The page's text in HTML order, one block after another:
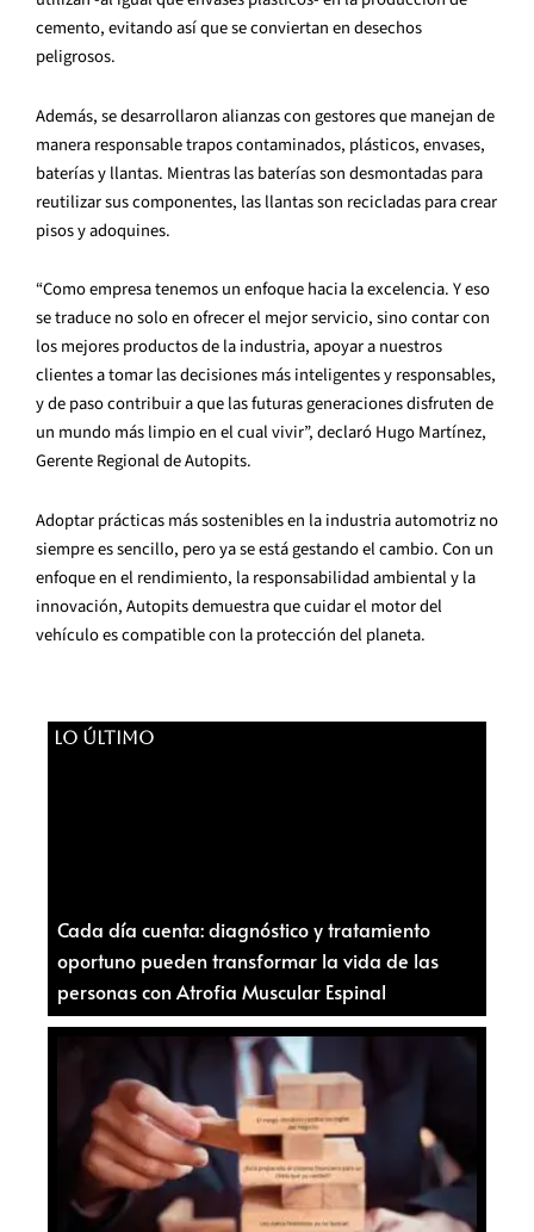
cemento, evitando así que se conviertan en desechos
peligrosos.
Además, se desarrollaron alianzas con gestores que manejan de
manera responsable trapos contaminados, plásticos, envases,
baterías y llantas. Mientras las baterías son desmontadas para
reutilizar sus componentes, las llantas son recicladas para crear
pisos y adoquines.
“Como empresa tenemos un enfoque hacia la excelencia. Y eso
se traduce no solo en ofrecer el mejor servicio, sino contar con
los mejores productos de la industria, apoyar a nuestros
clientes a tomar las decisiones más inteligentes y responsables,
y de paso contribuir a que las futuras generaciones disfruten de
un mundo más limpio en el cual vivir”, declaró Hugo Martínez,
Gerente Regional de Autopits.
Adoptar prácticas más sostenibles en la industria automotriz no
siempre es sencillo, pero ya se está gestando el cambio. Con un
enfoque en el rendimiento, la responsabilidad ambiental y la
innovación, Autopits demuestra que cuidar el motor del
vehículo es compatible con la protección del planeta.
LO ÚLTIMO
Cada día cuenta: diagnóstico y tratamiento
oportuno pueden transformar la vida de las
personas con Atrofia Muscular Espinal